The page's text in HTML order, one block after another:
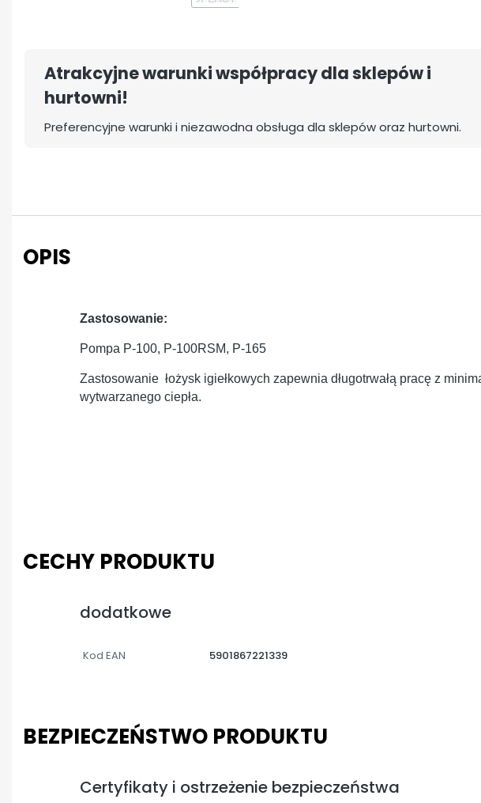
Atrakcyjne warunki współpracy dla sklepów i
hurtowni!
Preferencyjne warunki i niezawodna obsługa dla sklepów oraz hurtowni.
OPIS
Zastosowanie:
Pompa P-100, P-100RSM, P-165
Zastosowanie łożysk igiełkowych zapewnia długotrwałą pracę z
wytwarzanego ciepła.
CECHY PRODUKTU
dodatkowe
Kod EAN 5901867221339
BEZPIECZEŃSTWO PRODUKTU
Certyfikaty i ostrzeżenie bezpieczeństwa